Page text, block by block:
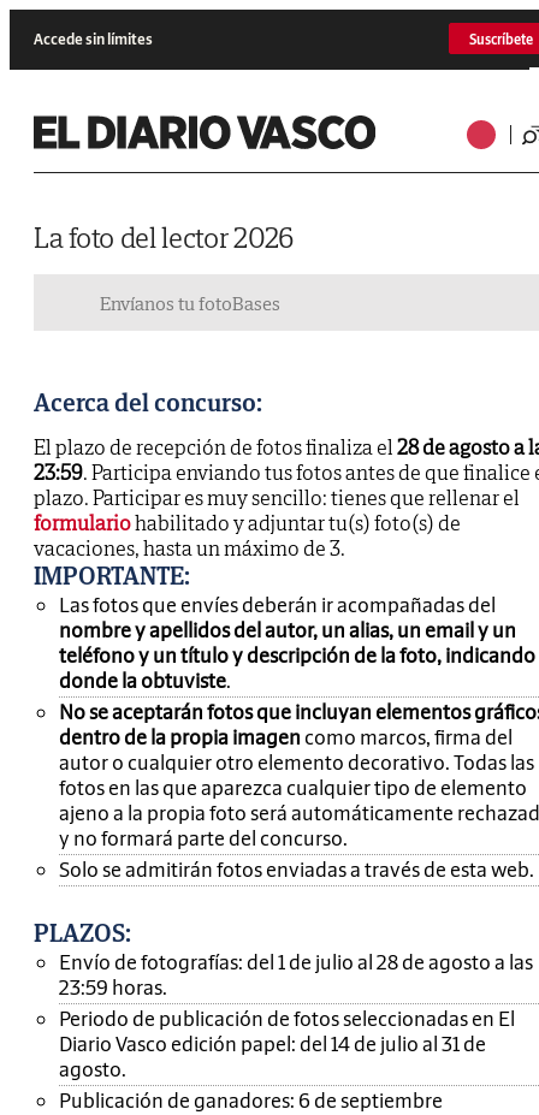
Accede sin límites Suscríbete
La foto del lector 2026
Envíanos tu fotoBases
Acerca del concurso:
El plazo de recepción de fotos finaliza el28 de agosto a
23:59. Participa enviando tus fotos antes de que finalice
plazo. Participar es muy sencillo: tienes que rellenar el
formulariohabilitado y adjuntar tu(s) foto(s) de
vacaciones, hasta un máximo de 3.
IMPORTANTE:
Las fotos que envíes deberán ir acompañadas del
nombre y apellidos del autor, un alias, un email y un
teléfono y un título y descripción de la foto, indicando
donde la obtuviste.
No se aceptarán fotos que incluyan elementos
dentro de la propia imagen como marcos, firma del
autor o cualquier otro elemento decorativo. Todas las
fotos en las que aparezca cualquier tipo de elemento
ajeno a la propia foto será automáticamente
y no formará parte del concurso.
Solo se admitirán fotos enviadas a través de esta web.
PLAZOS:
Envío de fotografías: del 1 de julio al 28 de agosto a las
23:59 horas.
Periodo de publicación de fotos seleccionadas en El
Diario Vasco edición papel: del 14 de julio al 31 de
agosto.
Publicación de ganadores: 6 de septiembre